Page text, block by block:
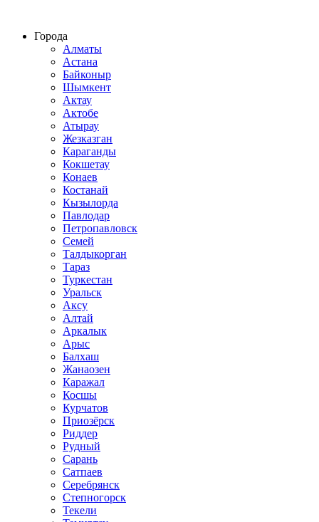
Города
Алматы
Астана
Байконыр
Шымкент
Актау
Актобе
Атырау
Жезказган
Караганды
Кокшетау
Конаев
Костанай
Кызылорда
Павлодар
Петропавловск
Семей
Талдыкорган
Тараз
Туркестан
Уральск
Аксу
Алтай
Аркалык
Арыс
Балхаш
Жанаозен
Каражал
Косшы
Курчатов
Приозёрск
Риддер
Рудный
Сарань
Сатпаев
Серебрянск
Степногорск
Текели